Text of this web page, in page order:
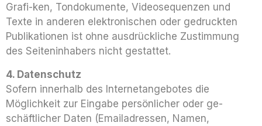
Grafi-ken, Tondokumente, Videosequenzen und
Texte in anderen elektronischen oder gedruckten
Publikationen ist ohne ausdrückliche Zustimmung
des Seiteninhabers nicht gestattet.
4. Datenschutz
Sofern innerhalb des Internetangebotes die
Möglichkeit zur Eingabe persönlicher oder ge-
schäftlicher Daten (Emailadressen, Namen,